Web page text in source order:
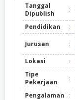
Tanggal
Dipublish
:
Pendidikan :
Jurusan :
Lokasi
:
Tipe
Pekerjaan
:
Pengalaman :